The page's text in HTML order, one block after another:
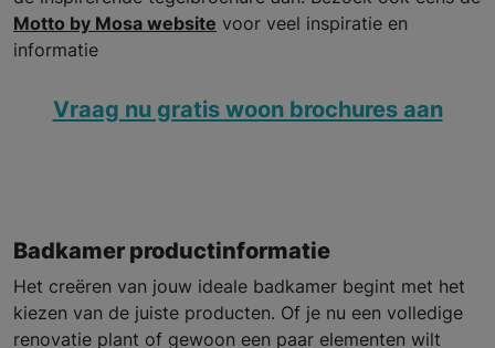
Motto by Mosa website voor veel inspiratie en
informatie
Vraag nu gratis woon brochures aan
Badkamer productinformatie
Het creëren van jouw ideale badkamer begint met het
kiezen van de juiste producten. Of je nu een volledige
renovatie plant of gewoon een paar elementen wilt